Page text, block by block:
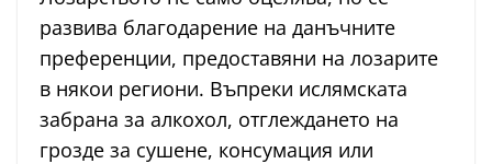
развива благодарение на данъчните
преференции, предоставяни на лозарите
в някои региони. Въпреки ислямската
забрана за алкохол, отглеждането на
грозде за сушене, консумация или